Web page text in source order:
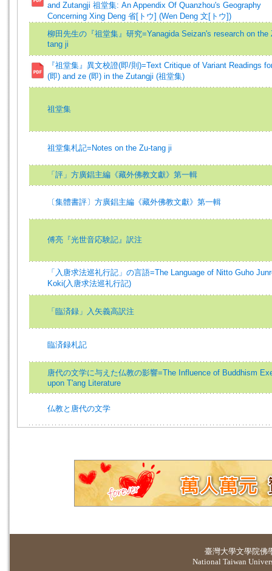
and Zutangji 祖堂集: An Appendix Of Quanzhou's Geography
Concerning Xing Deng 省[トウ] (Wen Deng 文[トウ])
柳田先生の『祖堂集』研究=Yanagida Seizan's research on the
tang ji
『祖堂集』異文校證(即/則)=Text Critique of Variant Readings
(即) and ze (即) in the Zutangji (祖堂集)
祖堂集
祖堂集札記=Notes on the Zu-tang ji
「評」方廣錩主編《藏外佛教文獻》第一輯
〔集體書評〕方廣錩主編《藏外佛教文獻》第一輯
傅亮『光世音応験記』訳注
「入唐求法巡礼行記」の言語=The Language of Nitto Guho
Koki(入唐求法巡礼行記)
「臨済録」入矢義高訳注
臨済録札記
唐代の文学に与えた仏教の影響=The Influence of Buddhism
upon T'ang Literature
仏教と唐代の文学
臺灣大學文學院佛
National Taiwan